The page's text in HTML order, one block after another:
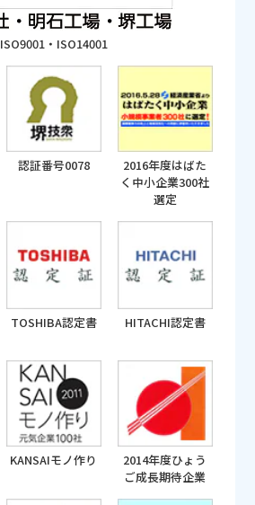
ISO9001・ISO14001
認証番号0078
2016年度はばた
く中小企業300社
選定
TOSHIBA認定書 HITACHI認定書
KANSAIモノ作り
2014年度ひょう
ご成長期待企業